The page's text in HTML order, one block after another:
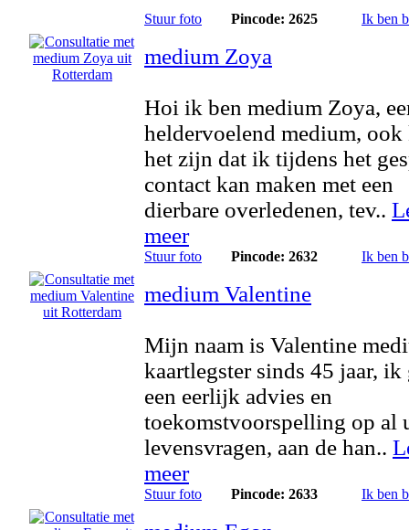
Stuur foto Pincode: 2625 Ik ben
medium Zoya
Hoi ik ben medium Zoya,
heldervoelend medium, ook
het zijn dat ik tijdens het
contact kan maken met een
dierbare overledenen, tev..
meer
Stuur foto Pincode: 2632 Ik ben
medium Valentine
Mijn naam is Valentine
kaartlegster sinds 45 jaar, ik
een eerlijk advies en
toekomstvoorspelling op al
levensvragen, aan de han..
meer
Stuur foto Pincode: 2633 Ik ben